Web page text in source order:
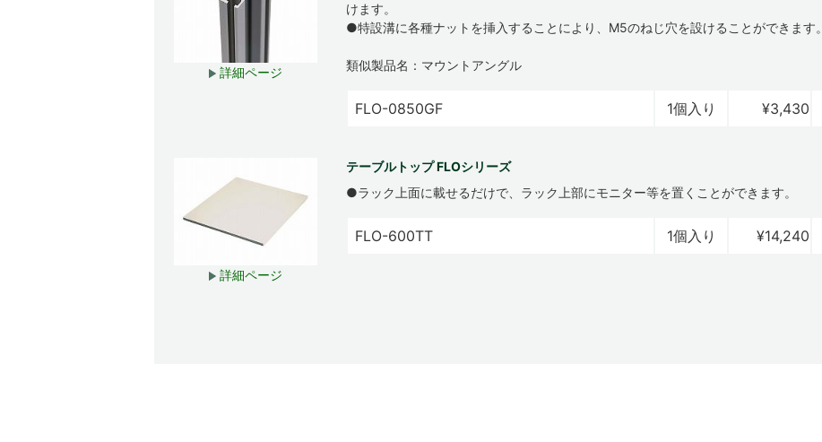
詳細ページ
けます。
●特設溝に各種ナットを挿入することにより、M5のねじ穴を設けることができます。
類似製品名：マウントアングル
FLO-0850GF 1個入り ¥3,430
詳細ページ
テーブルトップ FLOシリーズ
●ラック上面に載せるだけで、ラック上部にモニター等を置くことができます。
FLO-600TT 1個入り ¥14,240